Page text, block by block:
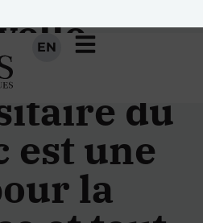
du
est une
la